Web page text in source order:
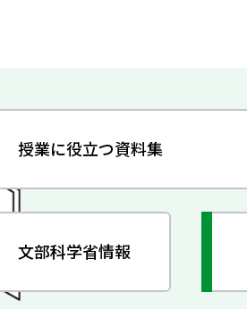
授業に役立つ資料集
文部科学省情報